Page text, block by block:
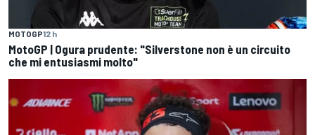
MOTOGP12 h
MotoGP | Ogura prudente: "Silverstone non è un circuito
che mi entusiasmi molto"